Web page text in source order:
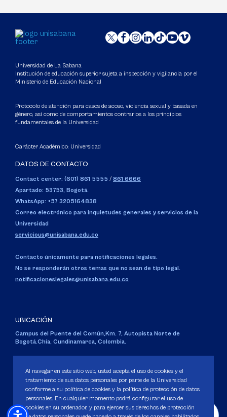
Universidad de La Sabana
Institución de educación superior sujeta a inspección y vigilancia por el
Ministerio de Educación Nacional
Protocolo de atención para casos de acoso, violencia sexual y basada en
género, así como de comportamientos contrarios a los principios
fundamentales de la Universidad
Carácter Académico: Universidad
DATOS DE CONTACTO
Contact center: (601) 861 5555 / 861 6666
Apartado: 53753, Bogotá.
WhatsApp: +57 3205164838
Correo electrónico para inquietudes generales y servicios de la
Universidad
servicious@unisabana.edu.co
Contacto únicamente para notificaciones legales.
No se responderán otros temas que no sean de tipo legal.
notificacioneslegales@unisabana.edu.co
UBICACIÓN
Campus del Puente del Común,Km. 7, Autopista Norte de
Bogotá.Chía, Cundinamarca, Colombia.
Personería Jurídica:Resolución 130 del 14 de enero de 1980.
Ministerio de Educación Nacional.
Al navegar en este sitio web, usted acepta el uso de cookies y el
tratamiento de sus datos personales por parte de la Universidad
conforme a su política de cookies y la política de protección de datos
personales. En cualquier momento podrá configurar el uso de
cookies en su ordenador, y para ejercer sus derechos de protección